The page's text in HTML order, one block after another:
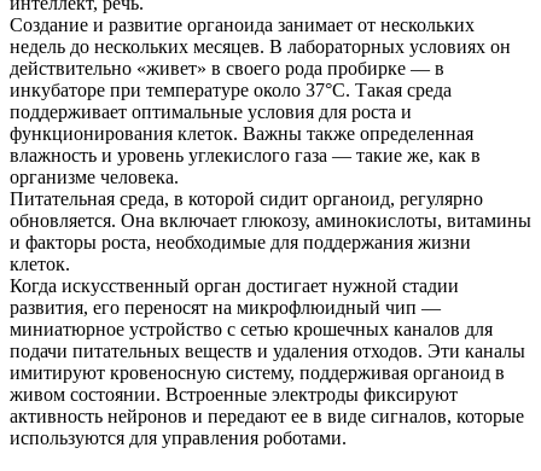
Создание и развитие органоида занимает от нескольких
недель до нескольких месяцев. В лабораторных условиях он
действительно «живет» в своего рода пробирке — в
инкубаторе при температуре около 37°C. Такая среда
поддерживает оптимальные условия для роста и
функционирования клеток. Важны также определенная
влажность и уровень углекислого газа — такие же, как в
организме человека.
Питательная среда, в которой сидит органоид, регулярно
обновляется. Она включает глюкозу, аминокислоты, витамины
и факторы роста, необходимые для поддержания жизни
клеток.
Когда искусственный орган достигает нужной стадии
развития, его переносят на микрофлюидный чип —
миниатюрное устройство с сетью крошечных каналов для
подачи питательных веществ и удаления отходов. Эти каналы
имитируют кровеносную систему, поддерживая органоид в
живом состоянии. Встроенные электроды фиксируют
активность нейронов и передают ее в виде сигналов, которые
используются для управления роботами.